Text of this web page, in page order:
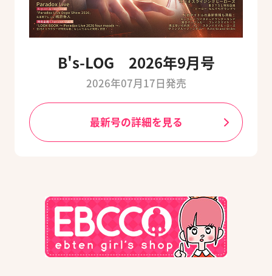
B's-LOG 2026年9月号
2026年07月17日発売
最新号の詳細を見る